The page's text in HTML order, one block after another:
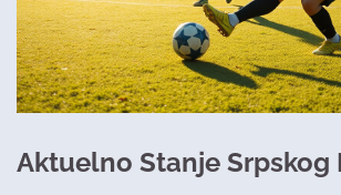
Aktuelno Stanje Srpskog